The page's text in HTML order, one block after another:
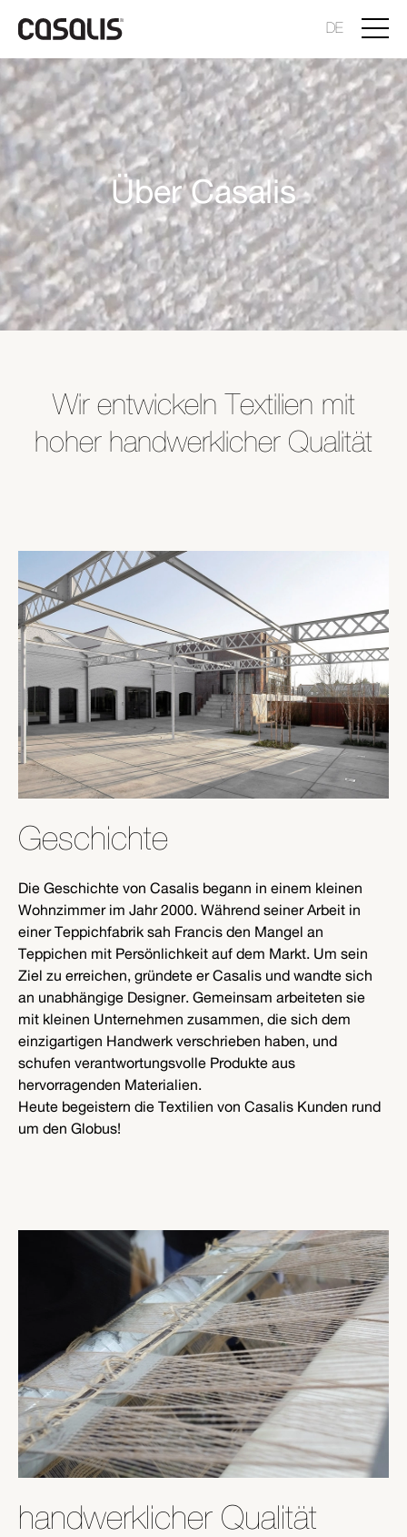
DE
Über Casalis
Wir entwickeln Textilien mit
hoher handwerklicher Qualität
Geschichte
Die Geschichte von Casalis begann in einem kleinen
Wohnzimmer im Jahr 2000. Während seiner Arbeit in
einer Teppichfabrik sah Francis den Mangel an
Teppichen mit Persönlichkeit auf dem Markt. Um sein
Ziel zu erreichen, gründete er Casalis und wandte sich
an unabhängige Designer. Gemeinsam arbeiteten sie
mit kleinen Unternehmen zusammen, die sich dem
einzigartigen Handwerk verschrieben haben, und
schufen verantwortungsvolle Produkte aus
hervorragenden Materialien.
Heute begeistern die Textilien von Casalis Kunden rund
um den Globus!
handwerklicher Qualität